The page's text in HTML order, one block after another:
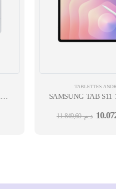
LITE 10,9'' EXYNOS-
SILVER 12M
TABLETTES
SAMSUNG TAB
د.م.11.849,60